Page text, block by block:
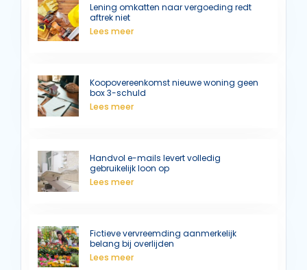
Lening omkatten naar vergoeding redt
aftrek niet
Lees meer
Koopovereenkomst nieuwe woning geen
box 3-schuld
Lees meer
Handvol e-mails levert volledig
gebruikelijk loon op
Lees meer
Fictieve vervreemding aanmerkelijk
belang bij overlijden
Lees meer